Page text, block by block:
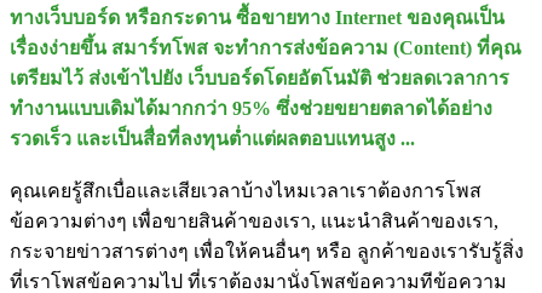
ทางเว็บบอร์ด หรือกระดาน ซื้อขายทาง Internet ของคุณเป็น
เรื่องง่ายขึ้น สมาร์ทโพส จะทำการส่งข้อความ (Content) ที่คุณ
เตรียมไว้ ส่งเข้าไปยัง เว็บบอร์ดโดยอัตโนมัติ ช่วยลดเวลาการ
ทำงานแบบเดิมได้มากกว่า 95% ซึ่งช่วยขยายตลาดได้อย่าง
รวดเร็ว และเป็นสื่อที่ลงทุนต่ำแต่ผลตอบแทนสูง ...
คุณเคยรู้สึกเบื่อและเสียเวลาบ้างไหมเวลาเราต้องการโพส
ข้อความต่างๆ เพื่อขายสินค้าของเรา, แนะนำสินค้าของเรา,
กระจายข่าวสารต่างๆ เพื่อให้คนอื่นๆ หรือ ลูกค้าของเรารับรู้สิ่ง
ที่เราโพสข้อความไป ที่เราต้องมานั่งโพสข้อความทีข้อความ